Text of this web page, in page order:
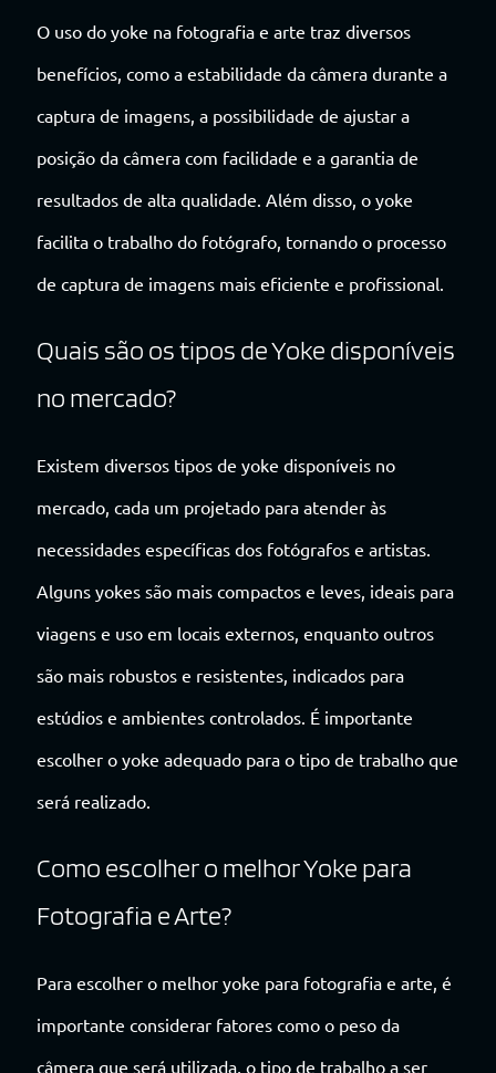
O uso do yoke na fotografia e arte traz diversos
benefícios, como a estabilidade da câmera durante a
captura de imagens, a possibilidade de ajustar a
posição da câmera com facilidade e a garantia de
resultados de alta qualidade. Além disso, o yoke
facilita o trabalho do fotógrafo, tornando o processo
de captura de imagens mais eficiente e profissional.
Quais são os tipos de Yoke disponíveis
no mercado?
Existem diversos tipos de yoke disponíveis no
mercado, cada um projetado para atender às
necessidades específicas dos fotógrafos e artistas.
Alguns yokes são mais compactos e leves, ideais para
viagens e uso em locais externos, enquanto outros
são mais robustos e resistentes, indicados para
estúdios e ambientes controlados. É importante
escolher o yoke adequado para o tipo de trabalho que
será realizado.
Como escolher o melhor Yoke para
Fotografia e Arte?
Para escolher o melhor yoke para fotografia e arte, é
importante considerar fatores como o peso da
câmera que será utilizada, o tipo de trabalho a ser